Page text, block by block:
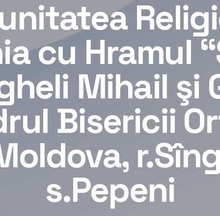
cu Hramul
Mihail şi
Bisericii
s.Pepeni